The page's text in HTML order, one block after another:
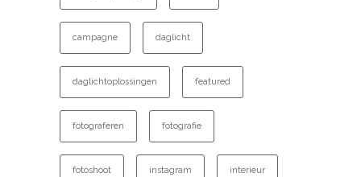
campagne daglicht
daglichtoplossingen featured
fotograferen fotografie
fotoshoot instagram interieur